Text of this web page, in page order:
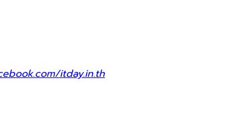
itday.in.th